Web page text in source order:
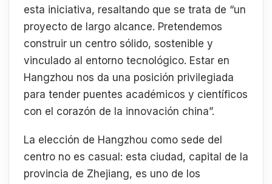
esta iniciativa, resaltando que se trata de “un
proyecto de largo alcance. Pretendemos
construir un centro sólido, sostenible y
vinculado al entorno tecnológico. Estar en
Hangzhou nos da una posición privilegiada
para tender puentes académicos y científicos
con el corazón de la innovación china”.
La elección de Hangzhou como sede del
centro no es casual: esta ciudad, capital de la
provincia de Zhejiang, es uno de los